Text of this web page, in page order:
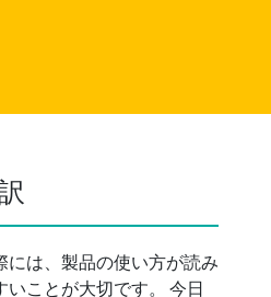
には、製品の使い方が読み
ことが大切です。 今日